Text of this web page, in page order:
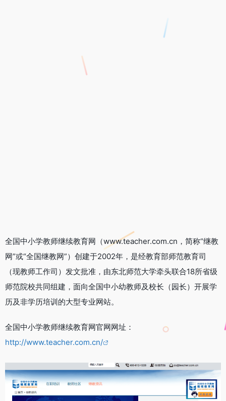
全国中小学教师继续教育网（www.teacher.com.cn，简称“继教
网”或“全国继教网”）创建于2002年，是经教育部师范教育司
（现教师工作司）发文批准，由东北师范大学牵头联合18所省级
师范院校共同组建，面向全国中小幼教师及校长（园长）开展学
历及非学历培训的大型专业网站。
全国中小学教师继续教育网官网网址：
http://www.teacher.com.cn/